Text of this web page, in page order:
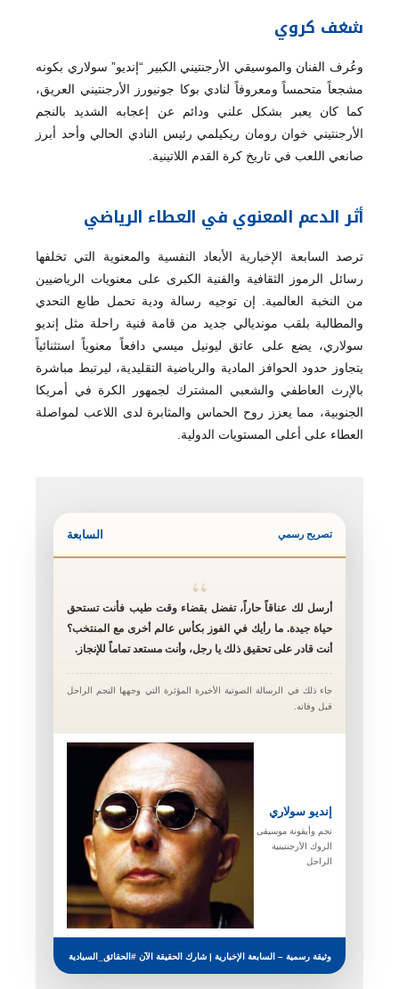
شغف كروي
وعُرف الفنان والموسيقي الأرجنتيني الكبير “إنديو” سولاري بكونه
مشجعاً متحمساً ومعروفاً لنادي بوكا جونيورز الأرجنتيني العريق،
كما كان يعبر بشكل علني ودائم عن إعجابه الشديد بالنجم
الأرجنتيني خوان رومان ريكيلمي رئيس النادي الحالي وأحد أبرز
صانعي اللعب في تاريخ كرة القدم اللاتينية.
أثر الدعم المعنوي في العطاء الرياضي
ترصد السابعة الإخبارية الأبعاد النفسية والمعنوية التي تخلفها
رسائل الرموز الثقافية والفنية الكبرى على معنويات الرياضيين
من النخبة العالمية. إن توجيه رسالة ودية تحمل طابع التحدي
والمطالبة بلقب مونديالي جديد من قامة فنية راحلة مثل إنديو
سولاري، يضع على عاتق ليونيل ميسي دافعاً معنوياً استثنائياً
يتجاوز حدود الحوافز المادية والرياضية التقليدية، ليرتبط مباشرة
بالإرث العاطفي والشعبي المشترك لجمهور الكرة في أمريكا
الجنوبية، مما يعزز روح الحماس والمثابرة لدى اللاعب لمواصلة
العطاء على أعلى المستويات الدولية.
تصريح رسمي السابعة
“
أرسل لك عناقاً حاراً، تفضل بقضاء وقت طيب فأنت تستحق
حياة جيدة. ما رأيك في الفوز بكأس عالم أخرى مع المنتخب؟
أنت قادر على تحقيق ذلك يا رجل، وأنت مستعد تماماً للإنجاز.
جاء ذلك في الرسالة الصوتية الأخيرة المؤثرة التي وجهها النجم الراحل
قبل وفاته.
إنديو سولاري
نجم وأيقونة موسيقى
الروك الأرجنتينية
الراحل
وثيقة رسمية – السابعة الإخبارية | شارك الحقيقة الآن #الحقائق_السيادية